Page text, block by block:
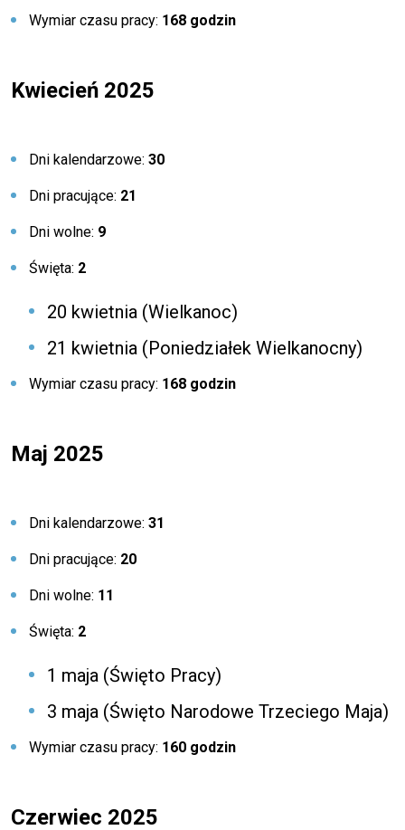
Wymiar czasu pracy: 168 godzin
Kwiecień 2025
Dni kalendarzowe: 30
Dni pracujące: 21
Dni wolne: 9
Święta: 2
20 kwietnia (Wielkanoc)
21 kwietnia (Poniedziałek Wielkanocny)
Wymiar czasu pracy: 168 godzin
Maj 2025
Dni kalendarzowe: 31
Dni pracujące: 20
Dni wolne: 11
Święta: 2
1 maja (Święto Pracy)
3 maja (Święto Narodowe Trzeciego Maja)
Wymiar czasu pracy: 160 godzin
Czerwiec 2025